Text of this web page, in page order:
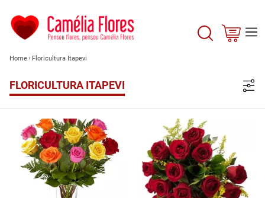
Home Floricultura Itapevi
FLORICULTURA ITAPEVI